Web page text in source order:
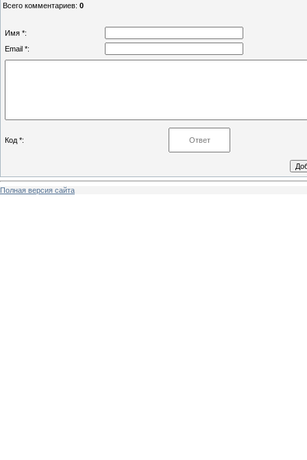
Всего комментариев: 0
Имя *:
Email *:
Код *:
Полная версия сайта